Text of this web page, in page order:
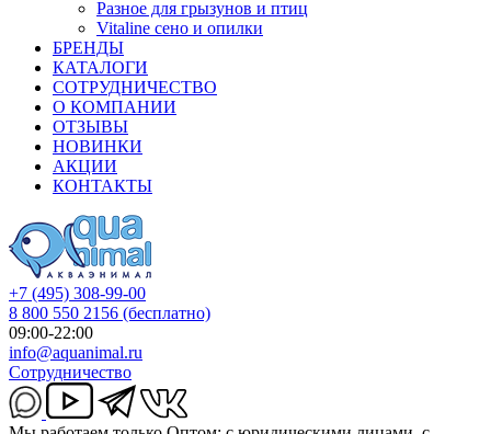
Разное для грызунов и птиц
Vitaline сено и опилки
БРЕНДЫ
КАТАЛОГИ
СОТРУДНИЧЕСТВО
О КОМПАНИИ
ОТЗЫВЫ
НОВИНКИ
АКЦИИ
КОНТАКТЫ
+7 (495) 308-99-00
8 800 550 2156 (бесплатно)
09:00-22:00
info@aquanimal.ru
Сотрудничество